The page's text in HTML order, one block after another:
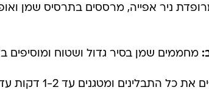
מחממים שמן בסיר גדול ושטוח ומוסיפים